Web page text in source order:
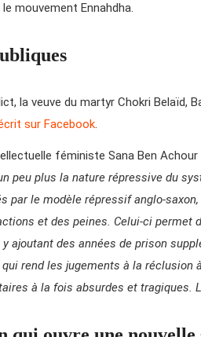
mouvement Ennahdha.
la veuve du martyr Chokri Belaïd,
sur Facebook.
féministe Sana Ben
peu plus la nature répressive du
par le modèle répressif anglo-
et des peines. Celui-ci permet
ajoutant des années de prison
qui rend les jugements à la
à la fois absurdes et tragiques.